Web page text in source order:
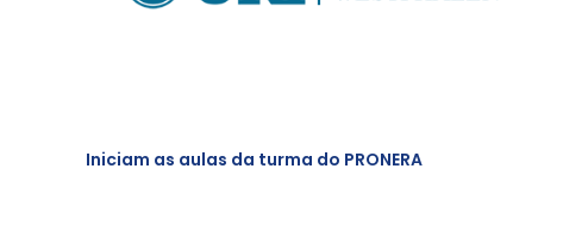
Iniciam as aulas da turma do PRONERA